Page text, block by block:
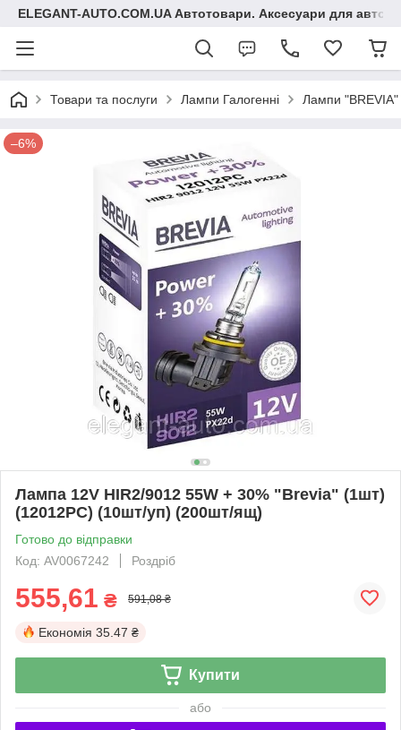
ELEGANT-AUTO.COM.UA Автотовари. Аксесуари для авто
Товари та послуги Лампи Галогенні Лампи "BREVIA"
–6%
Лампа 12V HIR2/9012 55W + 30% "Brevia" (1шт)
(12012PC) (10шт/уп) (200шт/ящ)
Готово до відправки
Код: AV0067242
Роздріб
555,61 ₴ 591,08 ₴
Економія 35.47 ₴
Купити
або